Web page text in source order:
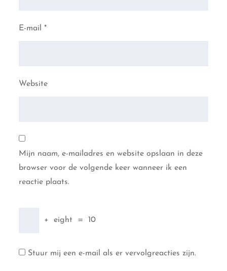
E-mail*
Website
Mijn naam, e-mailadres en website opslaan in deze
browser voor de volgende keer wanneer ik een
reactie plaats.
+ eight = 10
Stuur mij een e-mail als er vervolgreacties zijn.